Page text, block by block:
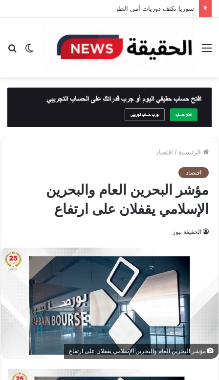
الوضع
القائمة
الرئيسية / اقتصاد
اقتصاد
مؤشر البحرين العام والبحرين
الإسلامي يقفلان على ارتفاع
الحقيقة نيوز
مؤشر البحرين العام والبحرين الإسلامي يقفلان على ارتفاع